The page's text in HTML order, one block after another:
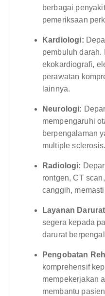
berbagai
pemeriksaan
Kardiologi:
pembuluh
ekokardiografi,
perawatan
lainnya.
Neurologi:
mempengaruhi
berpengalaman
multiple sclerosis.
Radiologi:
rontgen, CT
canggih,
Layanan
segera kepada
darurat
Pengobatan
komprehensif
mempekerjakan
membantu